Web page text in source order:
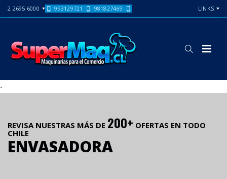
2 2695 6000 993129721 981827469 LINKS
-
REVISA NUESTRAS MÁS DE 200+ OFERTAS EN TODO
CHILE
ENVASADORA